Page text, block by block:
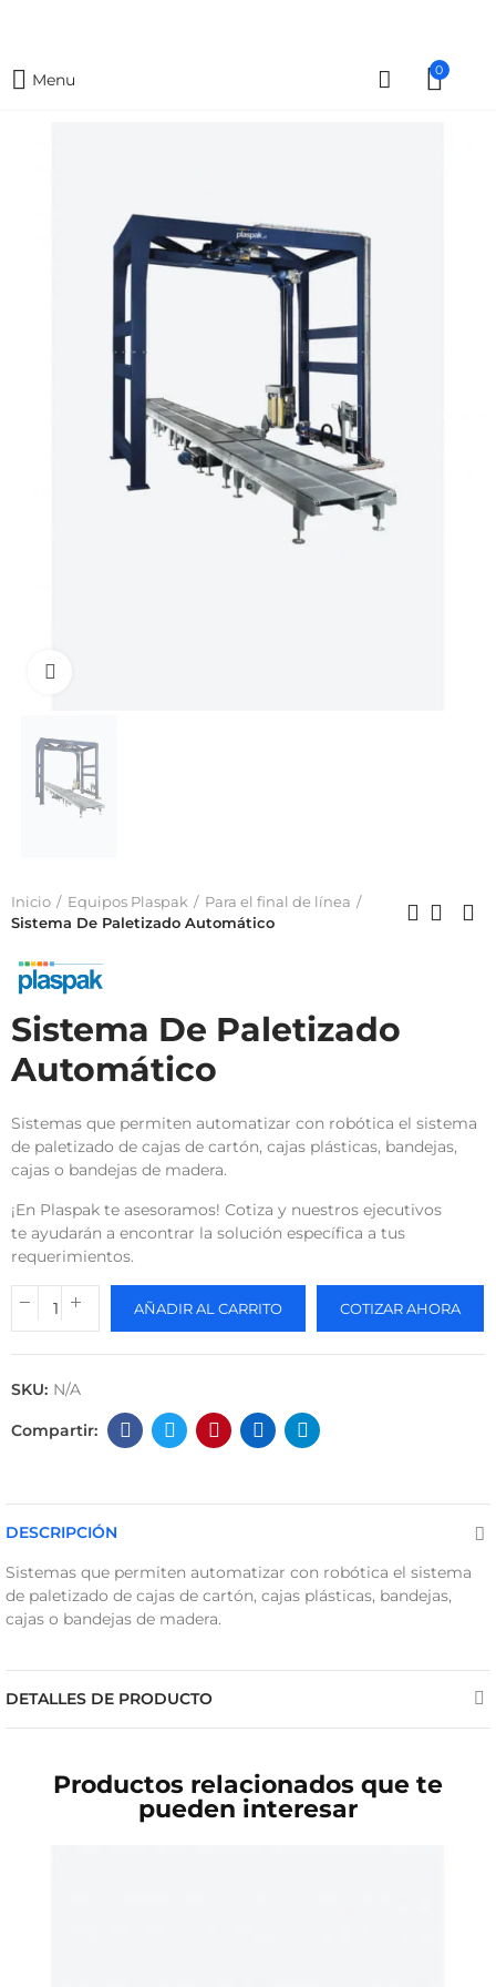
Menu 0
Inicio Equipos Plaspak
Para el final de línea
Sistema De Paletizado Automático
Sistema De Paletizado
Automático
Sistemas que permiten automatizar con robótica el sistema
de paletizado de cajas de cartón, cajas plásticas, bandejas,
cajas o bandejas de madera.
¡En Plaspak te asesoramos! Cotiza y nuestros ejecutivos
te ayudarán a encontrar la solución específica a tus
requerimientos.
AÑADIR AL CARRITO COTIZAR AHORA
SKU: N/A
DESCRIPCIÓN
Sistemas que permiten automatizar con robótica el sistema
de paletizado de cajas de cartón, cajas plásticas, bandejas,
cajas o bandejas de madera.
DETALLES DE PRODUCTO
Productos relacionados que te
pueden interesar